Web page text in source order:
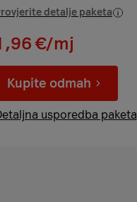
detalje paketa
€/mj
Kupite odmah
usporedba paketa